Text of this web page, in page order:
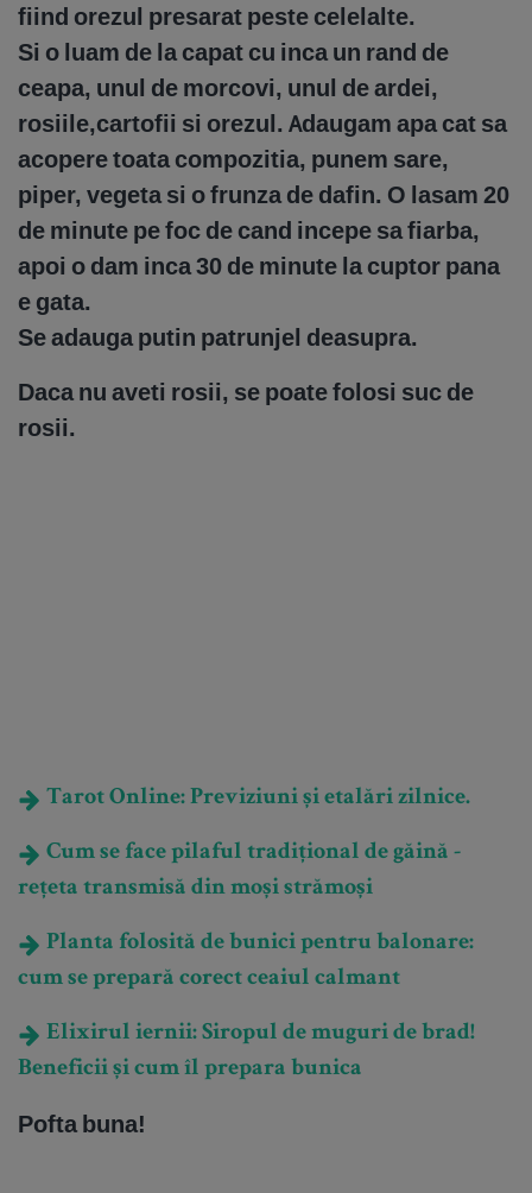
fiind orezul presarat peste celelalte.
Si o luam de la capat cu inca un rand de
ceapa, unul de morcovi, unul de ardei,
rosiile,cartofii si orezul. Adaugam apa cat sa
acopere toata compozitia, punem sare,
piper, vegeta si o frunza de dafin. O lasam 20
de minute pe foc de cand incepe sa fiarba,
apoi o dam inca 30 de minute la cuptor pana
e gata.
Se adauga putin patrunjel deasupra.
Daca nu aveti rosii, se poate folosi suc de
rosii.
Tarot Online: Previziuni și etalări zilnice.
Cum se face pilaful tradițional de găină -
rețeta transmisă din moși strămoși
Planta folosită de bunici pentru balonare:
cum se prepară corect ceaiul calmant
Elixirul iernii: Siropul de muguri de brad!
Beneficii și cum îl prepara bunica
Pofta buna!